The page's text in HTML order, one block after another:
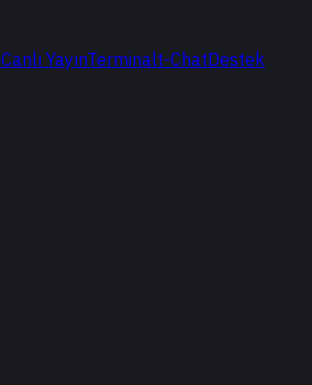
Canlı YayınTerminalt-ChatDestek